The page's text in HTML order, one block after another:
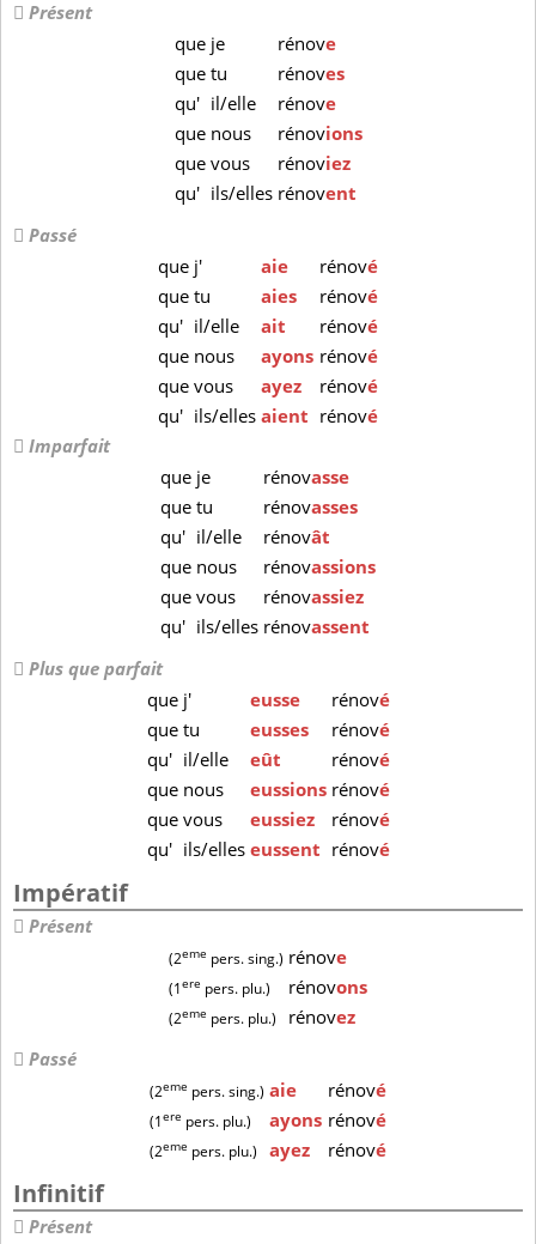
Présent
que je rénove
que tu rénoves
qu' il/elle rénove
que nous rénovions
que vous rénoviez
qu' ils/elles rénovent
Passé
que j' aie rénové
quetu aies rénové
qu' il/elle ait rénové
que nous ayons rénové
quevous ayez rénové
qu' ils/ellesaient rénové
Imparfait
que je rénovasse
quetu rénovasses
qu' il/elle rénovât
que nous rénovassions
quevous rénovassiez
qu' ils/elles rénovassent
Plus que parfait
que j' eusse rénové
que tu eusses rénové
qu' il/elle eût rénové
que nous eussions rénové
que vous eussiez rénové
qu' ils/elles eussent rénové
Impératif
Présent
(2eme pers. sing.) rénove
(1ere pers. plu.) rénovons
(2eme pers. plu.) rénovez
Passé
(2eme pers. sing.) aie rénové
(1ere pers. plu.) ayons rénové
(2eme pers. plu.) ayez rénové
Infinitif
Présent